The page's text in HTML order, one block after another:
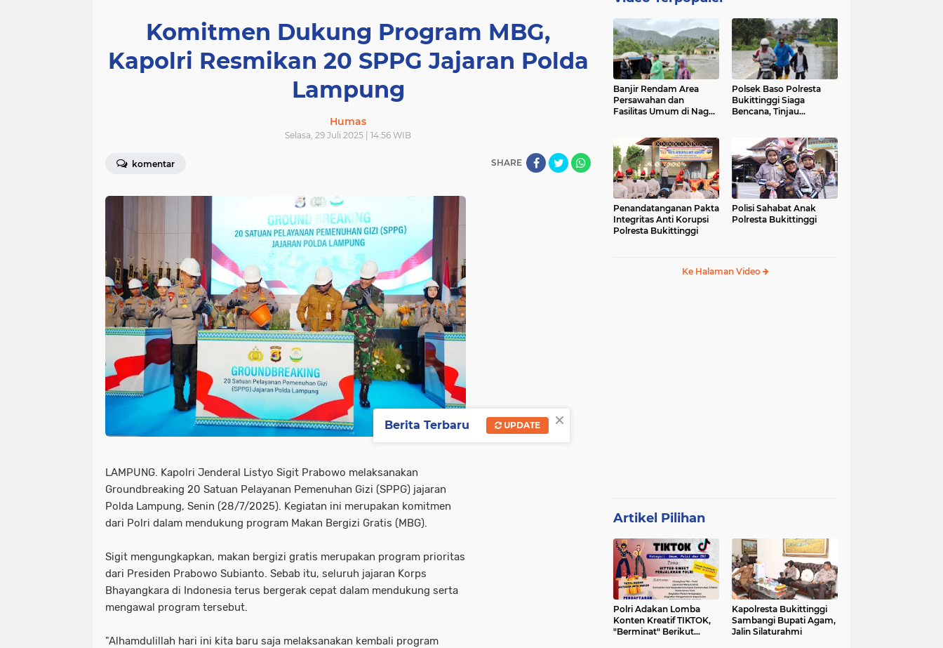
Komitmen Dukung Program MBG,
Kapolri Resmikan 20 SPPG Jajaran Polda
Lampung
Humas
Selasa, 29 Juli 2025 | 14:56 WIB
komentar SHARE
LAMPUNG. Kapolri Jenderal Listyo Sigit Prabowo melaksanakan
Groundbreaking 20 Satuan Pelayanan Pemenuhan Gizi (SPPG) jajaran
Polda Lampung, Senin (28/7/2025). Kegiatan ini merupakan komitmen
dari Polri dalam mendukung program Makan Bergizi Gratis (MBG).
Sigit mengungkapkan, makan bergizi gratis merupakan program prioritas
dari Presiden Prabowo Subianto. Sebab itu, seluruh jajaran Korps
Bhayangkara di Indonesia terus bergerak cepat dalam mendukung serta
mengawal program tersebut.
"Alhamdulillah hari ini kita baru saja melaksanakan kembali program
Banjir Rendam Area
Persawahan dan
Fasilitas Umum di Nagari
Polsek Baso Polresta
Bukittinggi Siaga
Bencana, Tinjau
Penandatanganan Pakta
Integritas Anti Korupsi
Polresta Bukittinggi
Polisi Sahabat Anak
Polresta Bukittinggi
Ke Halaman Video
Artikel Pilihan
Polri Adakan Lomba
Konten Kreatif TIKTOK,
"Berminat" Berikut
Kapolresta Bukittinggi
Sambangi Bupati Agam,
Jalin Silaturahmi
×
Berita Terbaru UPDATE